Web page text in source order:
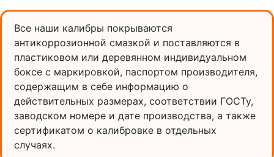
Все наши калибры покрываются
антикоррозионной смазкой и поставляются в
пластиковом или деревянном индивидуальном
боксе с маркировкой, паспортом производителя,
содержащим в себе информацию о
действительных размерах, соответствии ГОСТу,
заводском номере и дате производства, а также
сертификатом о калибровке в отдельных
случаях.